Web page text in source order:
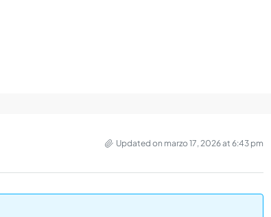
Updated on marzo 17, 2026 at 6:43 pm